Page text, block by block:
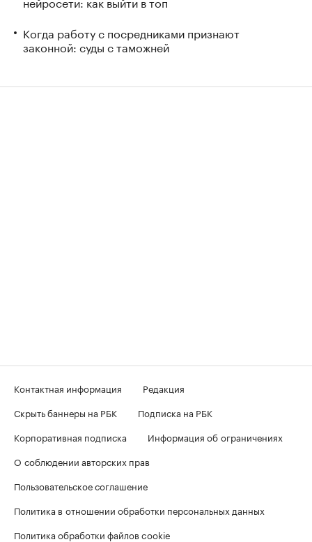
Когда работу с посредниками признают
законной: суды с таможней
Контактная информация
Редакция
Скрыть баннеры на РБК
Подписка на РБК
Корпоративная подписка
Информация об ограничениях
О соблюдении авторских прав
Пользовательское соглашение
Политика в отношении обработки персональных данных
Политика обработки файлов cookie